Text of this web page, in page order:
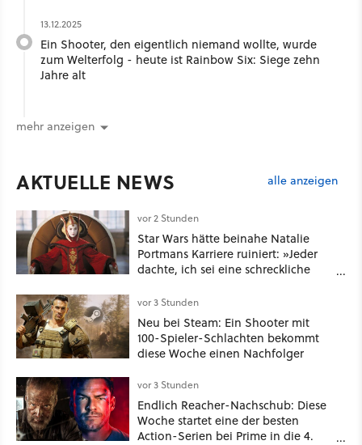
13.12.2025
Ein Shooter, den eigentlich niemand wollte, wurde
zum Welterfolg - heute ist Rainbow Six: Siege zehn
Jahre alt
mehr anzeigen
AKTUELLE NEWS alle anzeigen
vor 2 Stunden
Star Wars hätte beinahe Natalie
Portmans Karriere ruiniert: »Jeder
dachte, ich sei eine schreckliche
vor 3 Stunden
Neu bei Steam: Ein Shooter mit
100-Spieler-Schlachten bekommt
diese Woche einen Nachfolger
vor 3 Stunden
Endlich Reacher-Nachschub: Diese
Woche startet eine der besten
Action-Serien bei Prime in die 4.